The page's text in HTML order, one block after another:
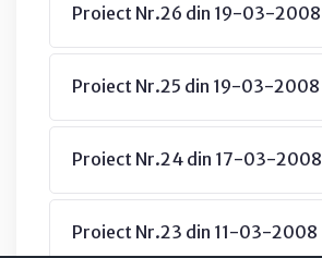
Proiect Nr.26 din 19-03-2008
Proiect Nr.25 din 19-03-2008
Proiect Nr.24 din 17-03-2008
Proiect Nr.23 din 11-03-2008